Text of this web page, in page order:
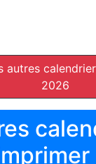
autres
2026